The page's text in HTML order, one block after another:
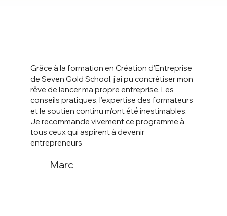
Grâce à la formation en Création d'Entreprise
de Seven Gold School, j'ai pu concrétiser mon
rêve de lancer ma propre entreprise. Les
conseils pratiques, l'expertise des formateurs
et le soutien continu m'ont été inestimables.
Je recommande vivement ce programme à
tous ceux qui aspirent à devenir
entrepreneurs
Marc